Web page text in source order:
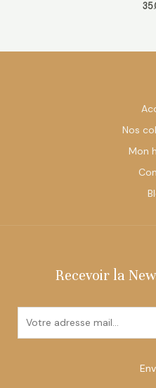
Nos
Mon
Recevoir la